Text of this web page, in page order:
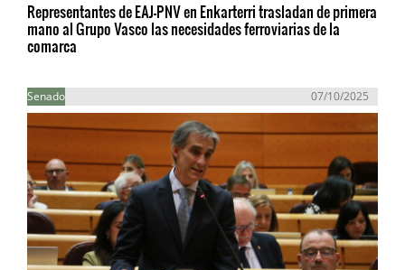
Representantes de EAJ-PNV en Enkarterri trasladan de primera
mano al Grupo Vasco las necesidades ferroviarias de la
comarca
Senado 07/10/2025